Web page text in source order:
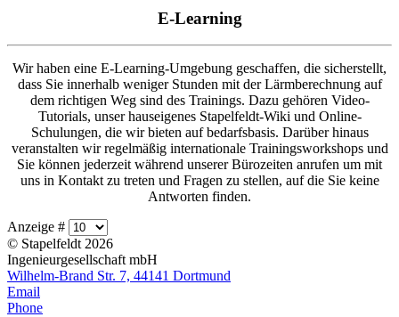
E-Learning
Wir haben eine E-Learning-Umgebung geschaffen, die sicherstellt,
dass Sie innerhalb weniger Stunden mit der Lärmberechnung auf
dem richtigen Weg sind des Trainings. Dazu gehören Video-
Tutorials, unser hauseigenes Stapelfeldt-Wiki und Online-
Schulungen, die wir bieten auf bedarfsbasis. Darüber hinaus
veranstalten wir regelmäßig internationale Trainingsworkshops und
Sie können jederzeit während unserer Bürozeiten anrufen um mit
uns in Kontakt zu treten und Fragen zu stellen, auf die Sie keine
Antworten finden.
Anzeige #
© Stapelfeldt 2026
Ingenieurgesellschaft mbH
Wilhelm-Brand Str. 7, 44141 Dortmund
Email
Phone